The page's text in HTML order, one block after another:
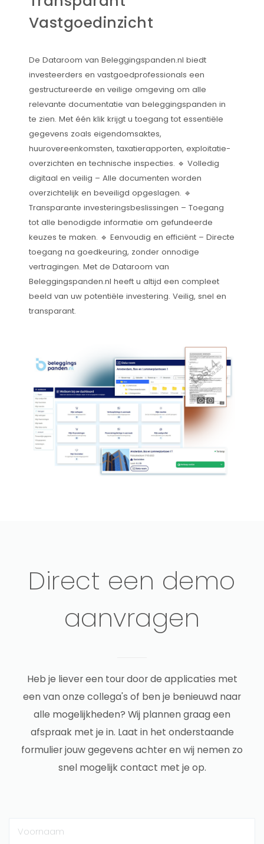
Vastgoedinzicht
De Dataroom van Beleggingspanden.nl biedt
investeerders en vastgoedprofessionals een
gestructureerde en veilige omgeving om alle
relevante documentatie van beleggingspanden in
te zien. Met één klik krijgt u toegang tot essentiële
gegevens zoals eigendomsaktes,
huurovereenkomsten, taxatierapporten, exploitatie-
overzichten en technische inspecties. 🔹 Volledig
digitaal en veilig – Alle documenten worden
overzichtelijk en beveiligd opgeslagen. 🔹
Transparante investeringsbeslissingen – Toegang
tot alle benodigde informatie om gefundeerde
keuzes te maken. 🔹 Eenvoudig en efficiënt – Directe
toegang na goedkeuring, zonder onnodige
vertragingen. Met de Dataroom van
Beleggingspanden.nl heeft u altijd een compleet
beeld van uw potentiële investering. Veilig, snel en
transparant.
Direct een demo
aanvragen
Heb je liever een tour door de applicaties met
een van onze collega's of ben je benieuwd naar
alle mogelijkheden? Wij plannen graag een
afspraak met je in. Laat in het onderstaande
formulier jouw gegevens achter en wij nemen zo
snel mogelijk contact met je op.